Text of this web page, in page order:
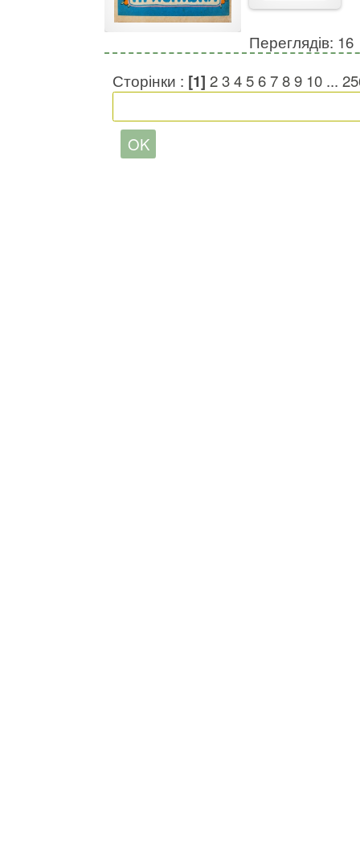
Переглядів: 16
Сторінки : [1] 23456789 10 ...